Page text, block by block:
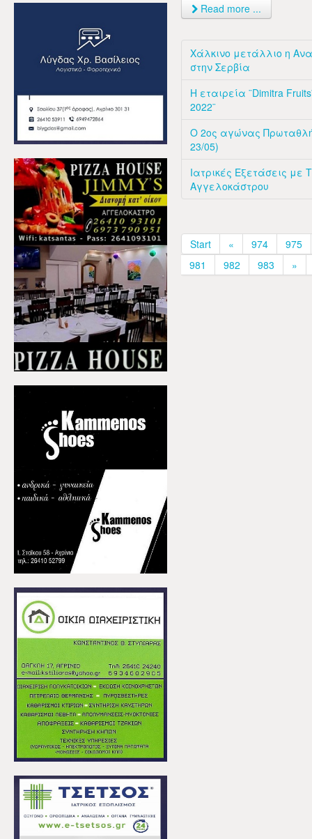
Read more ...
Χάλκινο μετάλλιο η
στην Σερβία
Η εταιρεία ¨Dimitra
2022¨
Ο 2ος αγώνας
23/05)
Ιατρικές Εξετάσεις με
Αγγελοκάστρου
Start « 974
975
981
982 983 »